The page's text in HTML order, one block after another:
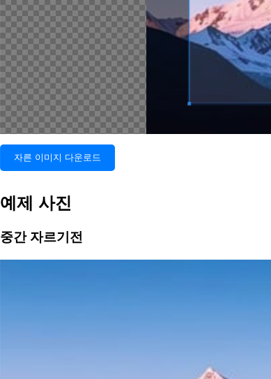
자른 이미지 다운로드
예제 사진
중간 자르기전